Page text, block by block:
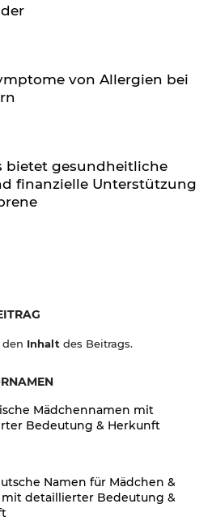
von Allergien bei
bietet gesundheitliche
finanzielle Unterstützung
Inhalt des Beitrags.
Mädchennamen mit
Bedeutung & Herkunft
Namen für Mädchen &
detaillierter Bedeutung &